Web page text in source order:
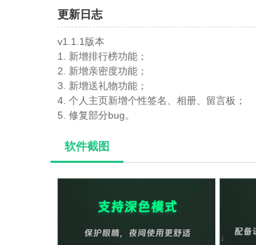
更新日志
v1.1.1版本
1. 新增排行榜功能；
2. 新增亲密度功能；
3. 新增送礼物功能；
4. 个人主页新增个性签名、相册、留言板；
5. 修复部分bug。
软件截图